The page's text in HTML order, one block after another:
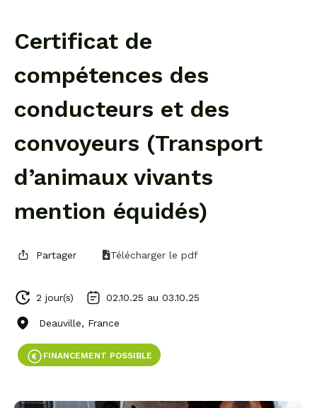
Certificat de
compétences des
conducteurs et des
convoyeurs (Transport
d’animaux vivants
mention équidés)
Partager Télécharger le pdf
2 jour(s) 02.10.25 au 03.10.25
Deauville, France
FINANCEMENT POSSIBLE